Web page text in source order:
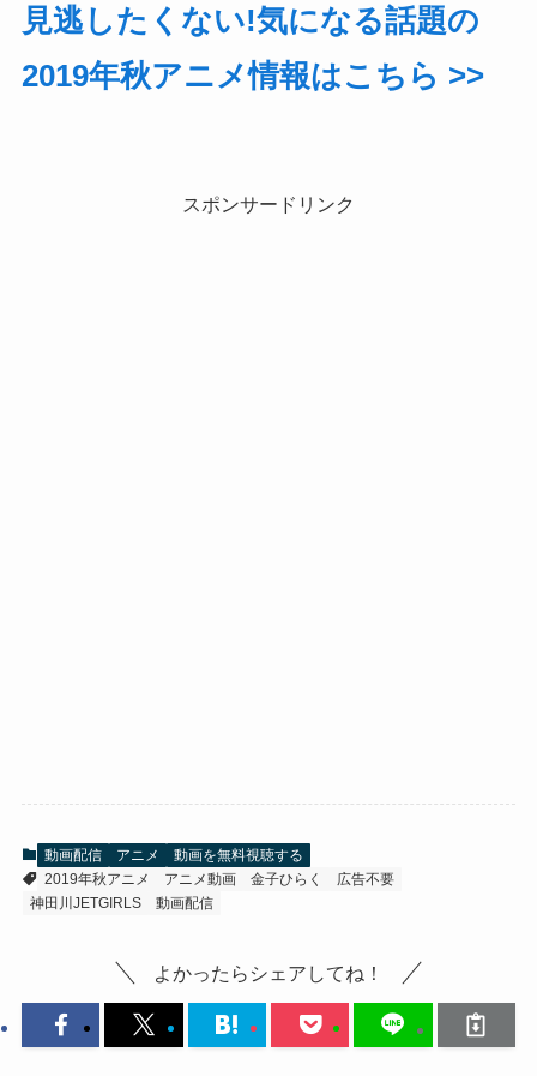
見逃したくない!気になる話題の
2019年秋アニメ情報はこちら >>
スポンサードリンク
動画配信 アニメ
動画を無料視聴する
2019年秋アニメ
アニメ動画 金子ひらく
広告不要
神田川JETGIRLS
動画配信
よかったらシェアしてね！